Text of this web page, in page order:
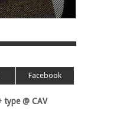
Facebook
type @ CAV